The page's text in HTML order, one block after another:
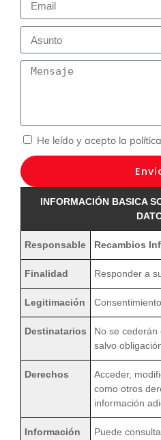
He leído y acepto la
INFORMACIÓN BASICA
Responsable Recambios
Finalidad Responder a
Legitimación
Destinatarios
No se cederán
salvo
Derechos
Acceder,
como otros
información
Información
Puede